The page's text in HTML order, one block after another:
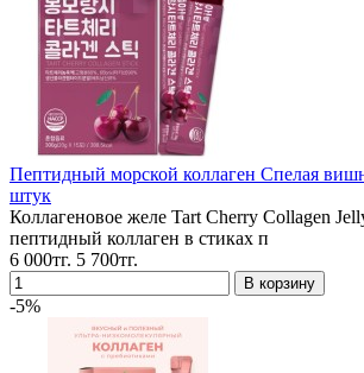
Пептидный морской коллаген Спелая
штук
Коллагеновое желе Tart Cherry Collagen
пептидный коллаген в стиках п
6 000тг. 5 700тг.
-5%